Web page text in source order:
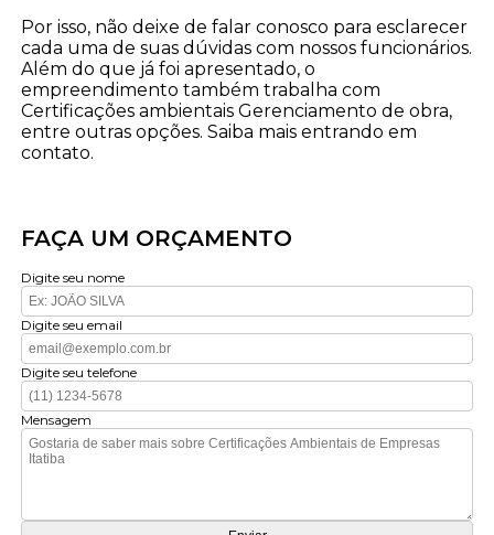
Por isso, não deixe de falar conosco para esclarecer
cada uma de suas dúvidas com nossos funcionários.
Além do que já foi apresentado, o
empreendimento também trabalha com
Certificações ambientais Gerenciamento de obra,
entre outras opções. Saiba mais entrando em
contato.
FAÇA UM ORÇAMENTO
Digite seu nome
Digite seu email
Digite seu telefone
Mensagem